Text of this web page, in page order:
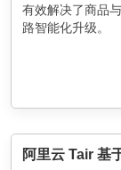
有效解决了商品
路智能化升级。